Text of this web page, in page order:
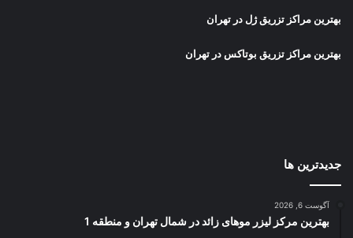
بهترین مراکز تزریق ژل در تهران
بهترین مراکز تزریق بوتاکس در تهران
جدیدترین ها
آگوست 6, 2026
بهترین مرکز لیزر موهای زائد در شمال تهران و منطقه 1